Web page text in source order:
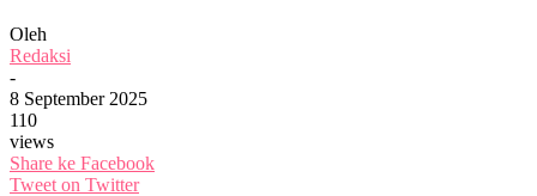
Oleh
Redaksi
-
8 September 2025
110
views
Share ke Facebook
Tweet on Twitter